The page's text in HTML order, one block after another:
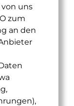
uns
zum
an den